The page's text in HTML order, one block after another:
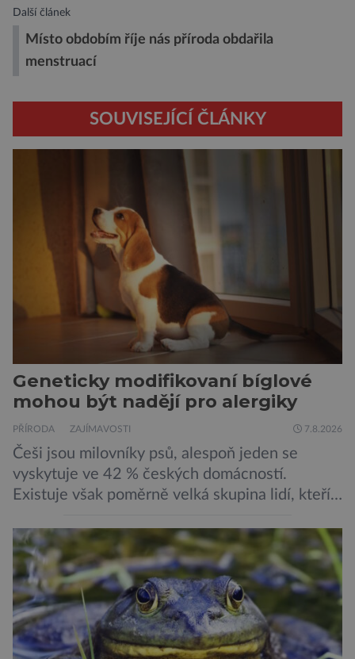
Další článek
Místo obdobím říje nás příroda obdařila
menstruací
SOUVISEJÍCÍ ČLÁNKY
Geneticky modifikovaní bíglové
mohou být nadějí pro alergiky
PŘÍRODA ZAJÍMAVOSTI 7.8.2026
Češi jsou milovníky psů, alespoň jeden se
vyskytuje ve 42 % českých domácností.
Existuje však poměrně velká skupina lidí, kteří
jsou alergičtí. Jejich imunitní systém
přecitlivěle reaguje na proteiny obsažené v
psích slinách, potu, moči a šupinkách kůže,
zachycených v srsti. Vědci nyní geneticky
upravili psy, aby […]